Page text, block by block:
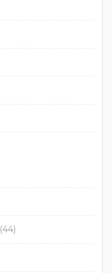
(44)